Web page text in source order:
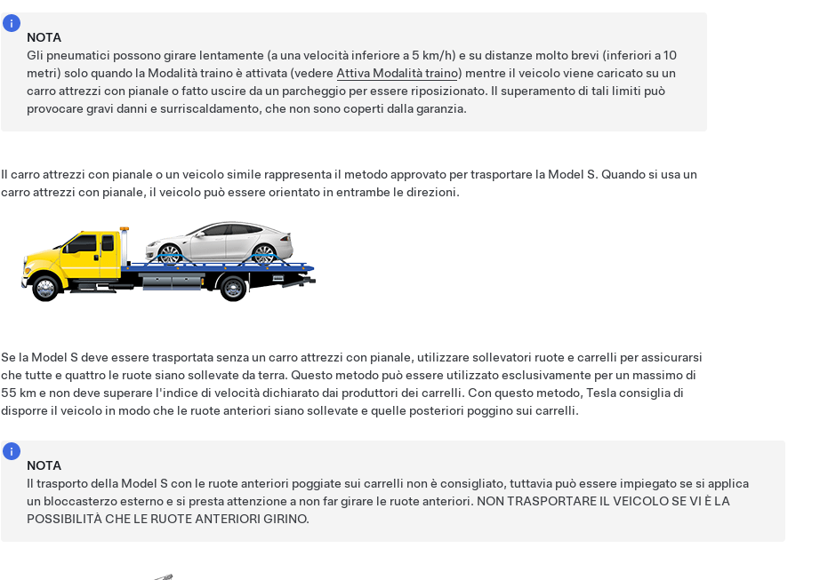
NOTA
Gli pneumatici possono girare lentamente (a una velocità inferiore a 5 km/h) e su distanze molto brevi (inferiori a10
metri) solo quando la Modalità trainoè attivata (vedere Attiva Modalità traino) mentre il veicolo viene caricato su un
carro attrezzi con pianale o fatto uscire da un parcheggio per essere riposizionato. Il superamento di tali limiti può
provocare gravi danni e surriscaldamento, che non sono coperti dalla garanzia.
Il carro attrezzi con pianale o un veicolo simile rappresenta il metodo approvato per trasportare la Model S. Quando si usa un
carro attrezzi con pianale, il veicolo può essere orientato in entrambe le direzioni.
Se la Model S deve essere trasportata senza un carro attrezzi con pianale, utilizzare sollevatori ruote e carrelli per assicurarsi
che tutte e quattro le ruote siano sollevate da terra. Questo metodo può essere utilizzato esclusivamente per un massimo di
55 km e non deve superare l'indice di velocità dichiarato dai produttori dei carrelli. Con questo metodo, Tesla consiglia di
disporre il veicolo in modo che le ruote anteriori siano sollevate e quelle posteriori poggino sui carrelli.
NOTA
Il trasporto della Model S con le ruote anteriori poggiate sui carrelli non è consigliato, tuttavia può essere impiegato se si applica
un bloccasterzo esterno e si presta attenzione a non far girare le ruote anteriori. NON TRASPORTARE IL VEICOLO SE VI È LA
POSSIBILITÀ CHE LE RUOTE ANTERIORI GIRINO.